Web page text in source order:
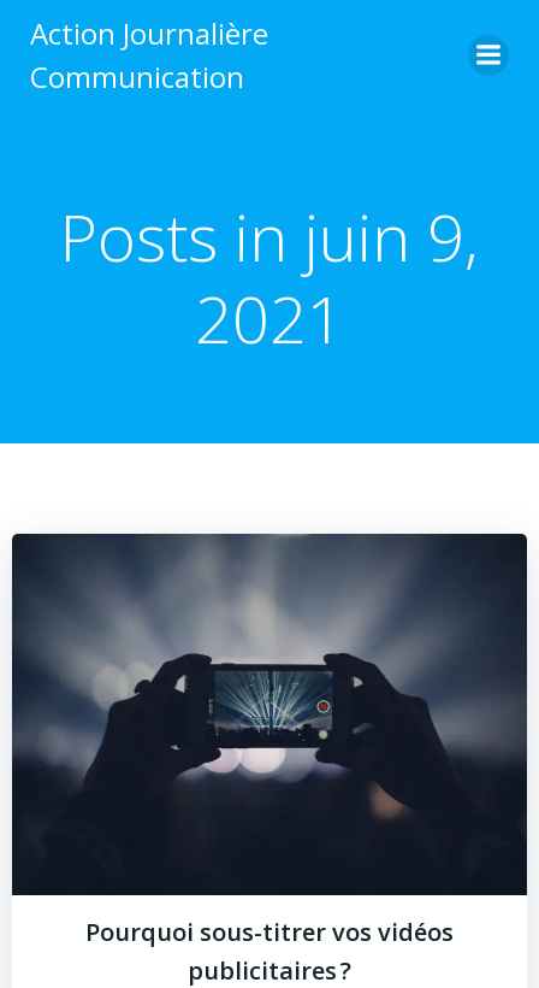
Action Journalière
Communication
Posts in juin 9,
2021
Pourquoi sous-titrer vos vidéos
publicitaires ?